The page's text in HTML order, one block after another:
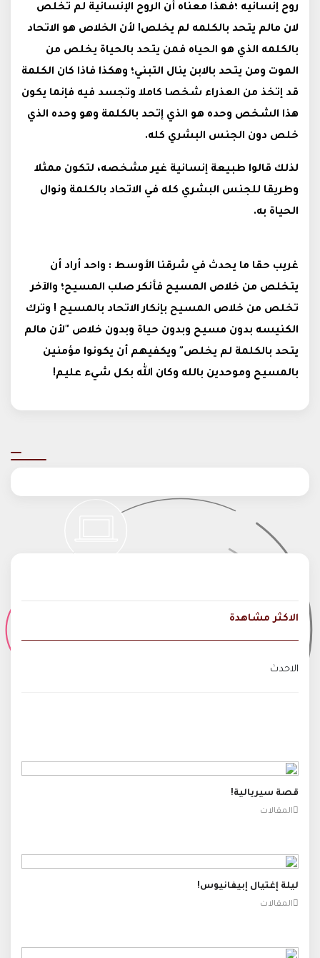
روح إنسانيه ؛فهذا معناه أن الروح الإنسانية لم تخلص
لان مالم يتحد بالكلمه لم يخلص! لأن الخلاص هو الاتحاد
بالكلمه الذي هو الحياه فمن يتحد بالحياة يخلص من
الموت ومن يتحد بالابن ينال التبني؛ وهكذا فاذا كان الكلمة
قد إتخذ من العذراء شخصا كاملا وتجسد فيه فإنما يكون
هذا الشخص وحده هو الذي إتحد بالكلمة وهو وحده الذي
خلص دون الجنس البشري كله.
لذلك قالوا طبيعة إنسانية غير مشخصه، لتكون ممثلا
وطريقا للجنس البشري كله في الاتحاد بالكلمة ونوال
الحياة به.
غريب حقا ما يحدث في شرقنا الأوسط : واحد أراد أن
يتخلص من خلاص المسيح فأنكر صلب المسيح؛ والآخر
تخلص من خلاص المسيح بإنكار الاتحاد بالمسيح ! وترك
الكنيسه بدون مسيح وبدون حياة وبدون خلاص "لأن مالم
يتحد بالكلمة لم يخلص" ويكفيهم أن يكونوا مؤمنين
بالمسيح وموحدين بالله وكان الله بكل شيء عليم!
الاكثر مشاهدة
الاحدث
قصة سيريالية!
المقالات
ليلة إغتيال إبيفانيوس!
المقالات